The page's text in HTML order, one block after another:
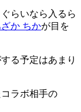
らいなら入るら
か ちかが目を
る予定はあまり
ラボ相手の